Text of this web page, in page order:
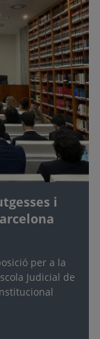
i
per a la
Judicial de